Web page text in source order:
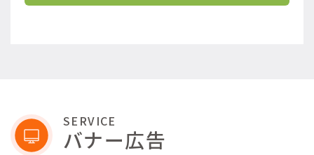
SERVICE
バナー広告